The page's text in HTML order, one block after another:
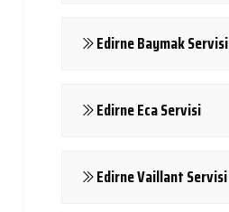
Edirne Baymak Servisi
Edirne Eca Servisi
Edirne Vaillant Servisi